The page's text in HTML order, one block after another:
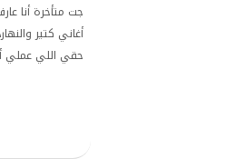
جت متأخرة أنا
أغاني كتير
حقي اللي عملي